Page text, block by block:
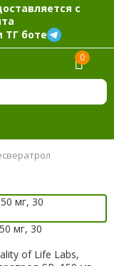
с
ТГ боте
0